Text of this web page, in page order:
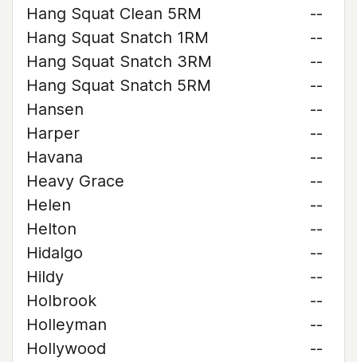
Hang Squat Clean 5RM
--
Hang Squat Snatch 1RM
--
Hang Squat Snatch 3RM
--
Hang Squat Snatch 5RM
--
Hansen
--
Harper
--
Havana
--
Heavy Grace
--
Helen
--
Helton
--
Hidalgo
--
Hildy
--
Holbrook
--
Holleyman
--
Hollywood
--